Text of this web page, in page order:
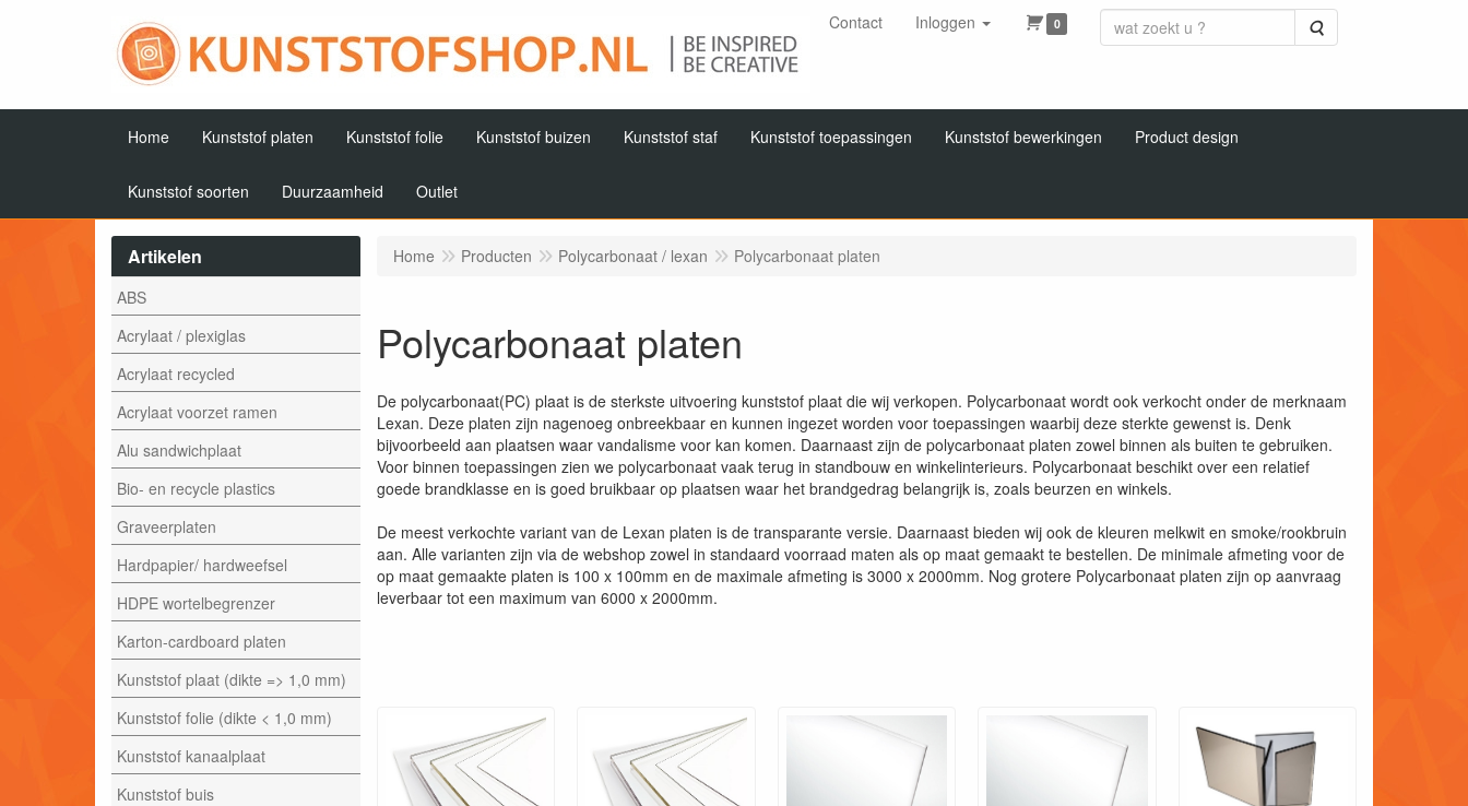
Contact Inloggen 0 Zoeken
Home Kunststof platen Kunststof folie Kunststof buizen Kunststof staf Kunststof toepassingen Kunststof bewerkingen Product design
Kunststof soorten Duurzaamheid Outlet
Artikelen
ABS
Acrylaat / plexiglas
Acrylaat recycled
Acrylaat voorzet ramen
Alu sandwichplaat
Bio- en recycle plastics
Graveerplaten
Hardpapier/ hardweefsel
HDPE wortelbegrenzer
Karton-cardboard platen
Kunststof plaat (dikte => 1,0 mm)
Kunststof folie (dikte < 1,0 mm)
Kunststof kanaalplaat
Kunststof buis
Home Producten Polycarbonaat / lexan Polycarbonaat platen
Polycarbonaat platen
De polycarbonaat(PC) plaat is de sterkste uitvoering kunststof plaat die wij verkopen. Polycarbonaat wordt ook verkocht onder de merknaam
Lexan. Deze platen zijn nagenoeg onbreekbaar en kunnen ingezet worden voor toepassingen waarbij deze sterkte gewenst is. Denk
bijvoorbeeld aan plaatsen waar vandalisme voor kan komen. Daarnaast zijn de polycarbonaat platen zowel binnen als buiten te gebruiken.
Voor binnen toepassingen zien we polycarbonaat vaak terug in standbouw en winkelinterieurs. Polycarbonaat beschikt over een relatief
goede brandklasse en is goed bruikbaar op plaatsen waar het brandgedrag belangrijk is, zoals beurzen en winkels.
De meest verkochte variant van de Lexan platen is de transparante versie. Daarnaast bieden wij ook de kleuren melkwit en smoke/rookbruin
aan. Alle varianten zijn via de webshop zowel in standaard voorraad maten als op maat gemaakt te bestellen. De minimale afmeting voor de
op maat gemaakte platen is 100 x 100mm en de maximale afmeting is 3000 x 2000mm. Nog grotere Polycarbonaat platen zijn op aanvraag
leverbaar tot een maximum van 6000 x 2000mm.